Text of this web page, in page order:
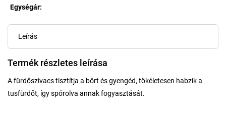
Egységár:
Leírás
Termék részletes leírása
A fürdőszivacs tisztítja a bőrt és gyengéd, tökéletesen habzik a
tusfürdőt, így spórolva annak fogyasztását.